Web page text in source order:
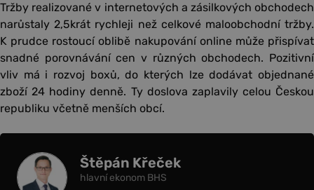
Tržby realizované v internetových a zásilkových obchodech
narůstaly 2,5krát rychleji než celkové maloobchodní tržby.
K prudce rostoucí oblibě nakupování online může přispívat
snadné porovnávání cen v různých obchodech. Pozitivní
vliv má i rozvoj boxů, do kterých lze dodávat objednané
zboží 24 hodiny denně. Ty doslova zaplavily celou Českou
republiku včetně menších obcí.
Štěpán Křeček
hlavní ekonom BHS